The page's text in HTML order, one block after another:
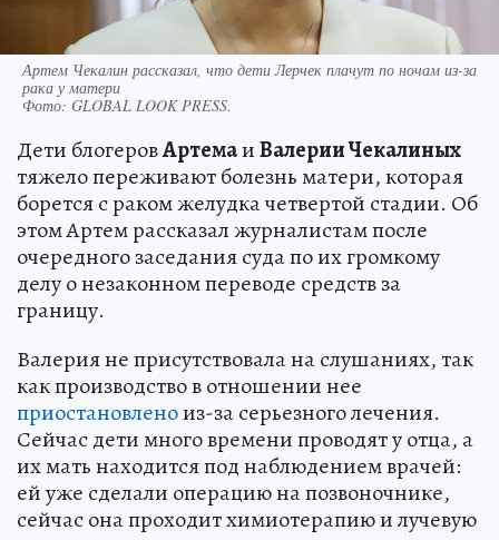
Артем Чекалин рассказал, что дети Лерчек плачут по ночам из-за
рака у матери
Фото: GLOBAL LOOK PRESS.
Дети блогеровАртемаиВалерии Чекалиных
тяжело переживают болезнь матери, которая
борется с раком желудка четвертой стадии. Об
этом Артем рассказал журналистам после
очередного заседания суда по их громкому
делу о незаконном переводе средств за
границу.
Валерия не присутствовала на слушаниях, так
как производство в отношении нее
приостановленоиз-за серьезного лечения.
Сейчас дети много времени проводят у отца, а
их мать находится под наблюдением врачей:
ей уже сделали операцию на позвоночнике,
сейчас она проходит химиотерапию и лучевую